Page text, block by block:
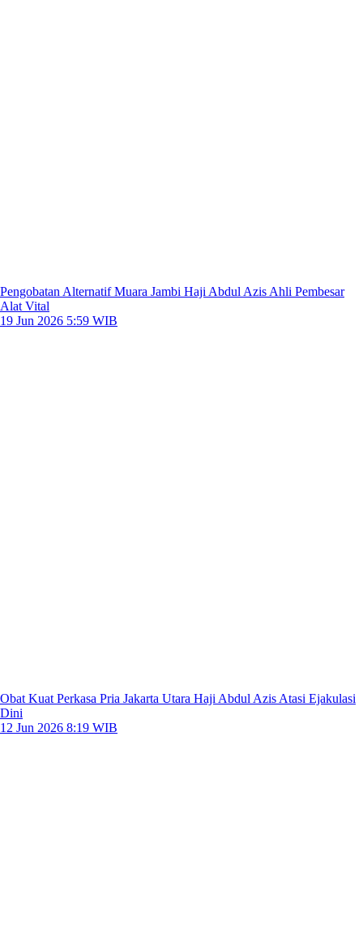
Pengobatan Alternatif Muara Jambi Haji Abdul Azis Ahli Pembesar
Alat Vital
19 Jun 2026 5:59 WIB
Obat Kuat Perkasa Pria Jakarta Utara Haji Abdul Azis Atasi Ejakulasi
Dini
12 Jun 2026 8:19 WIB